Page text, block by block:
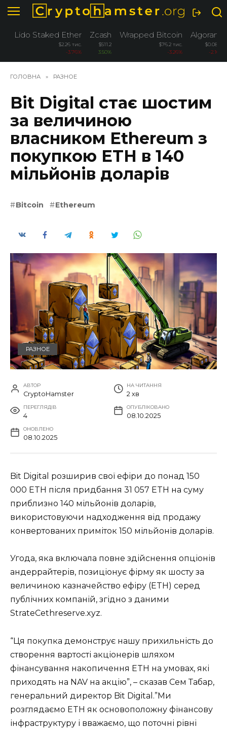
Перейти
до
вмісту
Lido Staked Ether
$2.26 тис.
-3.76%
Zcash
$511.2
3.50%
Wrapped Bitcoin
$76.2 тис.
-3.26%
Algorand
$0.0885
-2.10%
ГОЛОВНА » РАЗНОЕ
Bit Digital стає шостим
за величиною
власником Ethereum з
покупкою ETH в 140
мільйонів доларів
Bitcoin Ethereum
РАЗНОЕ
АВТОР
CryptoHamster
НА ЧИТАННЯ
2 хв
ПЕРЕГЛЯДІВ
4
ОПУБЛІКОВАНО
08.10.2025
ОНОВЛЕНО
08.10.2025
Bit Digital розширив свої ефіри до понад 150
000 ETH після придбання 31 057 ETH на суму
приблизно 140 мільйонів доларів,
використовуючи надходження від продажу
конвертованих приміток 150 мільйонів доларів.
Угода, яка включала повне здійснення опціонів
андеррайтерів, позиціонує фірму як шосту за
величиною казначейство ефіру (ETH) серед
публічних компаній, згідно з даними
StrateCethreserve.xyz.
“Ця покупка демонструє нашу прихильність до
створення вартості акціонерів шляхом
фінансування накопичення ETH на умовах, які
приходять на NAV на акцію”, – сказав Сем Табар,
генеральний директор Bit Digital.”Ми
розглядаємо ETH як основоположну фінансову
інфраструктуру і вважаємо, що поточні рівні